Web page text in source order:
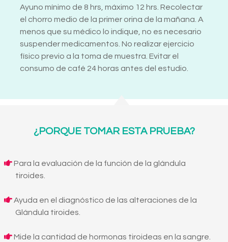
Ayuno mínimo de 8 hrs, máximo 12 hrs. Recolectar
el chorro medio de la primer orina de la mañana. A
menos que su médico lo indique, no es necesario
suspender medicamentos. No realizar ejercicio
físico previo a la toma de muestra. Evitar el
consumo de café 24 horas antes del estudio.
¿PORQUE TOMAR ESTA PRUEBA?
Para la evaluación de la función de la glándula
tiroides.
Ayuda en el diagnóstico de las alteraciones de la
Glándula tiroides.
Mide la cantidad de hormonas tiroideas en la sangre.